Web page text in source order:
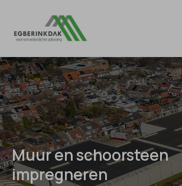
Muur en schoorsteen
impregneren